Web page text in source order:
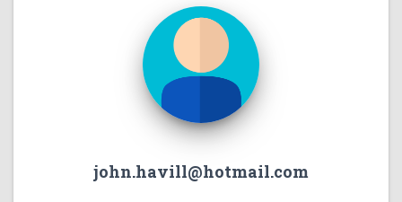
john.havill@hotmail.com